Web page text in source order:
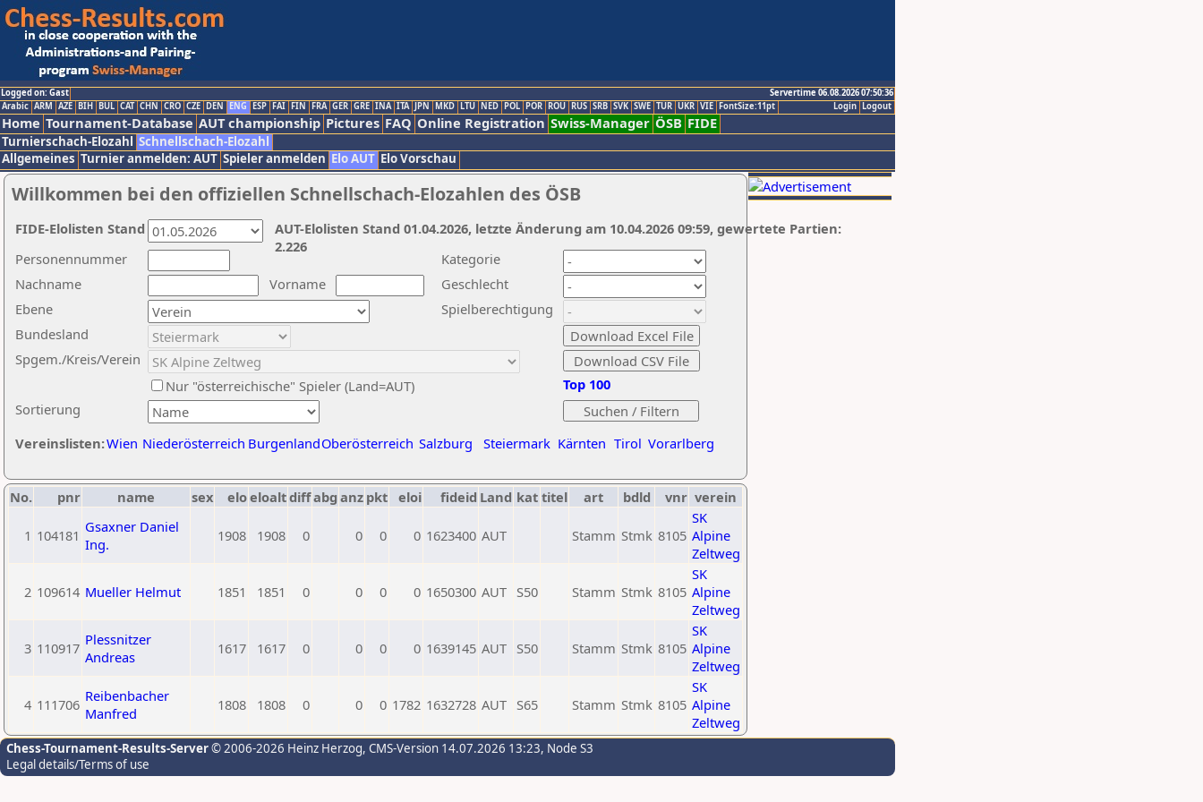
Logged on: Gast
Servertime 06.08.2026 07:50:36
Logout
Login
Arabic ARM AZE BIH BUL CAT CHN CRO CZE DEN ENG ESP FAI FIN FRA GER GRE INA ITA JPN MKD LTU NED POL POR ROU RUS SRB SVK SWE TUR UKR VIE FontSize:11pt
Home Tournament-Database AUT championship Pictures FAQ Online Registration Swiss-Manager ÖSB FIDE
Turnierschach-Elozahl Schnellschach-Elozahl
Allgemeines Turnier anmelden: AUT Spieler anmelden Elo AUT Elo Vorschau
Willkommen bei den offiziellen Schnellschach-Elozahlen des ÖSB
Nachname
Vorname
Ebene
Kategorie
Sortierung
Personennummer
Bundesland
Spgem./Kreis/Verein
Geschlecht
Nur "österreichische" Spieler (Land=AUT)
Spielberechtigung
Vereinslisten:Wien Niederösterreich BurgenlandOberösterreich Salzburg Steiermark Kärnten Tirol Vorarlberg
Top 100
AUT-Elolisten Stand 01.04.2026, letzte Änderung am 10.04.2026 09:59, gewertete Partien:
2.226
FIDE-Elolisten Stand
No. pnr name sex eloeloaltdiffabg anz pkt eloi fideid Land kat titel art bdld vnr verein
1 104181 Gsaxner Daniel
Ing.
1908 1908 0 0 0 0 1623400 AUT Stamm Stmk 8105
SK
Alpine
Zeltweg
2 109614 Mueller Helmut 1851 1851 0 0 0 0 1650300 AUT S50 Stamm Stmk 8105
SK
Alpine
Zeltweg
3 110917 Plessnitzer
Andreas
1617 1617 0 0 0 0 1639145 AUT S50 Stamm Stmk 8105
SK
Alpine
Zeltweg
4 111706 Reibenbacher
Manfred
1808 1808 0 0 0 1782 1632728 AUT S65 Stamm Stmk 8105
SK
Alpine
Zeltweg
Chess-Tournament-Results-Server© 2006-2026 Heinz Herzog, CMS-Version 14.07.2026 13:23, Node S3
Legal details/Terms of use